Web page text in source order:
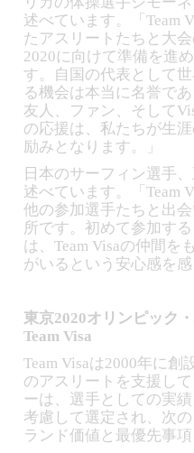
述べています。「Team
たアスリートたちと大
2020に向けて準備を進
す。自国の代表として
る機会は本当に名誉で
友人、ファン、そして
の応援は、私たちが生
励みとなります。」
日本のサーフィン選手
述べています。「Team
他の参加選手たちと出
所です。初めて参加す
は、Team Visaの仲間を
がいるという安心感を
東京2020オリンピック
Team Visa
Team Visaは2000年に創
のアスリートを支援し
ーは、選手としての実
考慮して選定され、次
ランド価値と最優先事